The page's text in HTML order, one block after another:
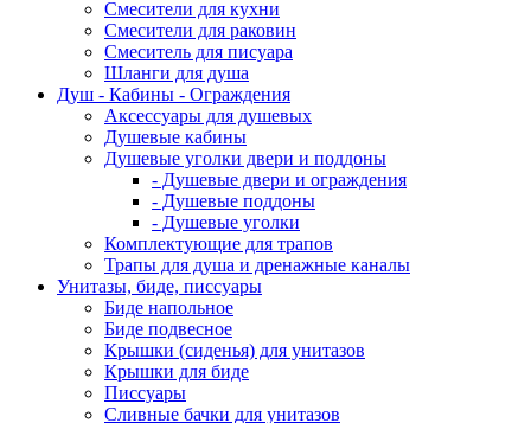
Смесители для кухни
Смесители для раковин
Смеситель для писуара
Шланги для душа
Душ - Кабины - Ограждения
Аксессуары для душевых
Душевые кабины
Душевые уголки двери и поддоны
- Душевые двери и ограждения
- Душевые поддоны
- Душевые уголки
Комплектующие для трапов
Трапы для душа и дренажные каналы
Унитазы, биде, писсуары
Биде напольное
Биде подвесное
Крышки (сиденья) для унитазов
Крышки для биде
Писсуары
Сливные бачки для унитазов